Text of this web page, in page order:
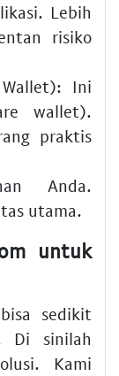
Lebih
risiko
Ini
wallet).
praktis
Anda.
utama.
untuk
sedikit
Di sinilah
Kami